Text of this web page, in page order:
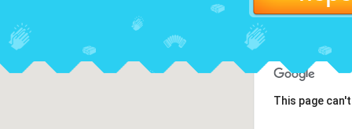
This page